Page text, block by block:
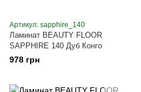
Артикул: sapphire_140
Ламинат BEAUTY FLOOR
SAPPHIRE 140 Дуб Конго
978 грн